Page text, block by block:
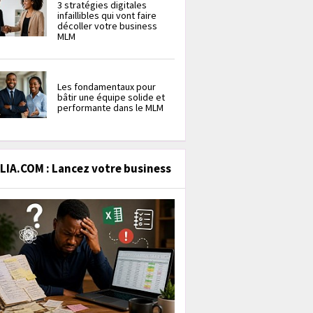
3 stratégies digitales
infaillibles qui vont faire
décoller votre business
MLM
Les fondamentaux pour
bâtir une équipe solide et
performante dans le MLM
: Lancez votre business